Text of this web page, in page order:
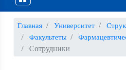
Главная Университет
Факультеты
Сотрудники